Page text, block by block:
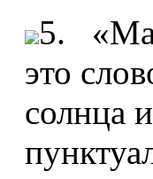
5.
это
солнца